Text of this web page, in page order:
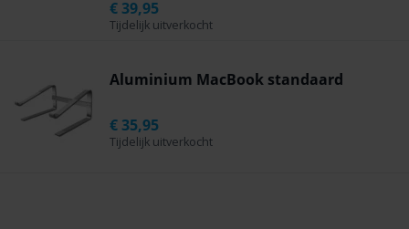
Tijdelijk uitverkocht
€39,95
Aluminium MacBook standaard
Tijdelijk uitverkocht
€35,95